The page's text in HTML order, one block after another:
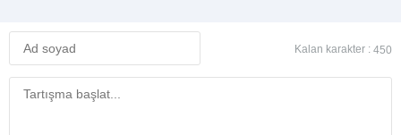
Kalan karakter : 450